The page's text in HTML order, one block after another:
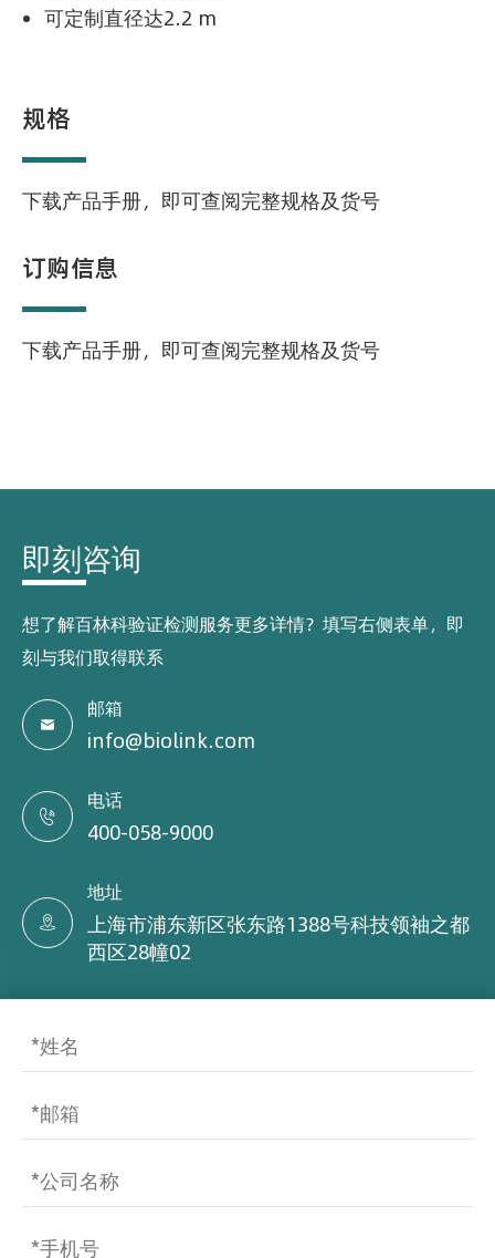
可定制直径达2.2 m
规格
下载产品手册，即可查阅完整规格及货号
订购信息
下载产品手册，即可查阅完整规格及货号
即刻咨询
想了解百林科验证检测服务更多详情？填写右侧表单，即
刻与我们取得联系

邮箱
info@biolink.com

电话
400-058-9000

地址
上海市浦东新区张东路1388号科技领袖之都
西区28幢02